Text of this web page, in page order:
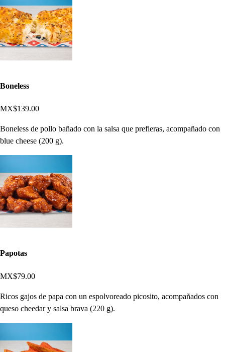
Boneless
MX$139.00
Boneless de pollo bañado con la salsa que prefieras, acompañado con
blue cheese (200 g).
Papotas
MX$79.00
Ricos gajos de papa con un espolvoreado picosito, acompañados con
queso cheedar y salsa brava (220 g).